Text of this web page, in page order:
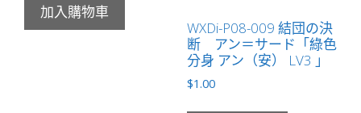
加入購物車
WXDi-P08-009 結団の決
断 アン＝サード「綠色
分身 アン（安） LV3 」
$1.00